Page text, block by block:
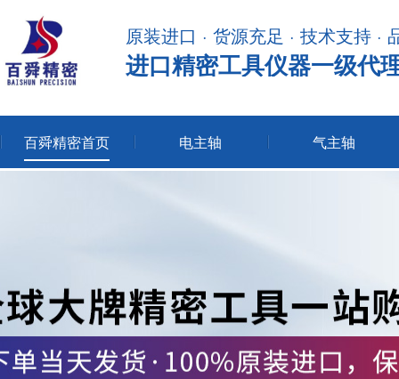
原装进口 · 货源充足 · 技术支持 ·
进口精密工具仪器一级代
百舜精密首页 电主轴 气主轴